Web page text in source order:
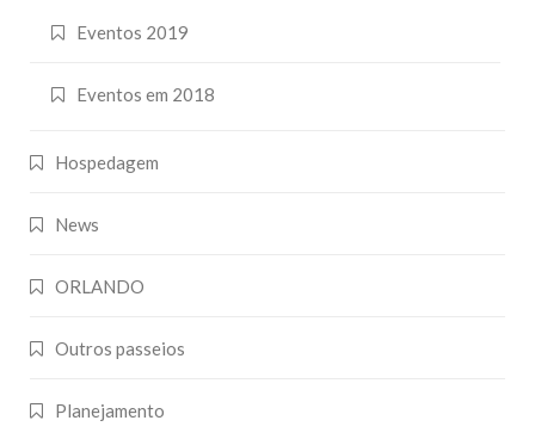
Eventos 2019
Eventos em 2018
Hospedagem
News
ORLANDO
Outros passeios
Planejamento